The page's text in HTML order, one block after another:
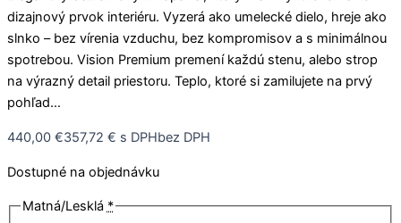
dizajnový prvok interiéru. Vyzerá ako umelecké dielo, hreje ako
slnko – bez vírenia vzduchu, bez kompromisov a s minimálnou
spotrebou. Vision Premium premení každú stenu, alebo strop
na výrazný detail priestoru. Teplo, ktoré si zamilujete na prvý
pohľad…
440,00 €357,72 € s DPHbez DPH
Dostupné na objednávku
Matná/Lesklá *